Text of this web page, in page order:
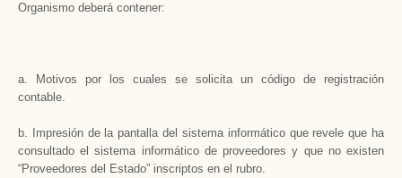
Organismo deberá contener:
a. Motivos por los cuales se solicita un código de registración
contable.
b. Impresión de la pantalla del sistema informático que revele que ha
consultado el sistema informático de proveedores y que no existen
“Proveedores del Estado” inscriptos en el rubro.